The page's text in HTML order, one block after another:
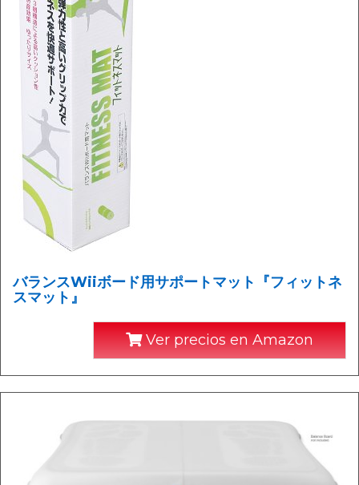
バランスWiiボード用サポートマット『フィットネ
スマット』
Ver precios en Amazon